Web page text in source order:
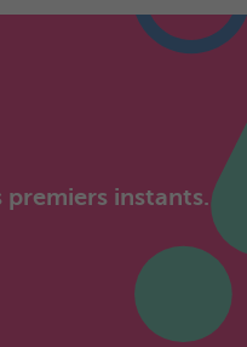
premiers instants.